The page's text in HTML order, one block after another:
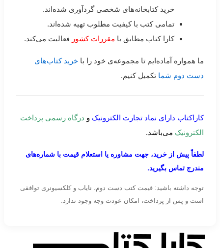
خرید کتابخانه‌های شخصی گردآوری شده‌اند.
تمامی کتب با کیفیت مطلوب تهیه شده‌اند.
کارا کتاب مطابق با مقررات کشور فعالیت می‌کند.
ما همواره آماده‌ایم تا مجموعه‌ی خود را با خرید کتاب‌های
دست دوم شما تکمیل کنیم.
کاراکتاب دارای نماد تجارت الکترونیک و درگاه رسمی پرداخت
الکترونیک می‌باشد.
لطفاً پیش از خرید، جهت مشاوره یا استعلام قیمت با شماره‌های
مندرج تماس بگیرید.
توجه داشته باشید: قیمت کتب دست دوم، نایاب و کلکسیونری توافقی
است و پس از پرداخت، امکان عودت وجه وجود ندارد.